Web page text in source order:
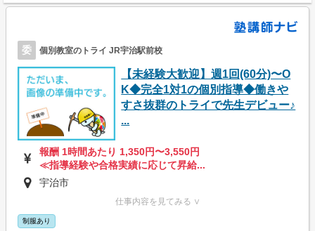
委 個別教室のトライ JR宇治駅前校
【未経験大歓迎】週1回(60分)〜O
K◆完全1対1の個別指導◆働きや
すさ抜群のトライで先生デビュー♪
...
報酬 1時間あたり 1,350円〜3,550円
≪指導経験や合格実績に応じて昇給...
宇治市
仕事内容を見てみる ∨
制服あり